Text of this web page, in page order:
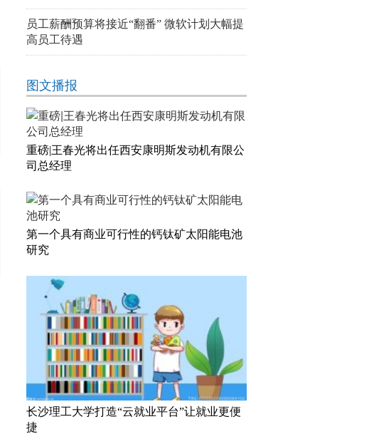
员工薪酬预算将接近“翻番” 微软计划大幅提
高员工待遇
图文播报
重磅|王春光将出任西安康明斯发动机有限公
司总经理
第一个具有商业可行性的钙钛矿太阳能电池
研究
长沙理工大学打造“云就业平台”让就业更便
捷